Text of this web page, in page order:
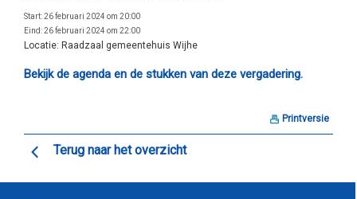
Start:26 februari 2024 om 20:00
Eind:26 februari 2024 om 22:00
Locatie: Raadzaal gemeentehuis Wijhe
Bekijk de agenda en de stukken van deze vergadering.
Printversie
Terug naar het overzicht